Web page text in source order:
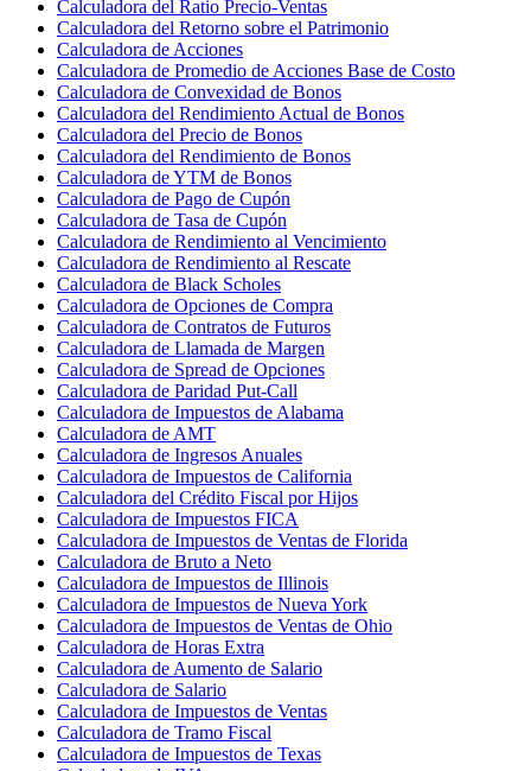
Calculadora del Ratio Precio-Ventas
Calculadora del Retorno sobre el Patrimonio
Calculadora de Acciones
Calculadora de Promedio de Acciones Base de Costo
Calculadora de Convexidad de Bonos
Calculadora del Rendimiento Actual de Bonos
Calculadora del Precio de Bonos
Calculadora del Rendimiento de Bonos
Calculadora de YTM de Bonos
Calculadora de Pago de Cupón
Calculadora de Tasa de Cupón
Calculadora de Rendimiento al Vencimiento
Calculadora de Rendimiento al Rescate
Calculadora de Black Scholes
Calculadora de Opciones de Compra
Calculadora de Contratos de Futuros
Calculadora de Llamada de Margen
Calculadora de Spread de Opciones
Calculadora de Paridad Put-Call
Calculadora de Impuestos de Alabama
Calculadora de AMT
Calculadora de Ingresos Anuales
Calculadora de Impuestos de California
Calculadora del Crédito Fiscal por Hijos
Calculadora de Impuestos FICA
Calculadora de Impuestos de Ventas de Florida
Calculadora de Bruto a Neto
Calculadora de Impuestos de Illinois
Calculadora de Impuestos de Nueva York
Calculadora de Impuestos de Ventas de Ohio
Calculadora de Horas Extra
Calculadora de Aumento de Salario
Calculadora de Salario
Calculadora de Impuestos de Ventas
Calculadora de Tramo Fiscal
Calculadora de Impuestos de Texas